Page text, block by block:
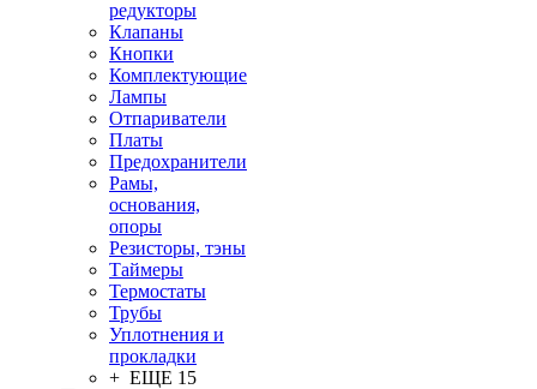
редукторы
Клапаны
Кнопки
Комплектующие
Лампы
Отпариватели
Платы
Предохранители
Рамы,
основания,
опоры
Резисторы, тэны
Таймеры
Термостаты
Трубы
Уплотнения и
прокладки
+ ЕЩЕ 15